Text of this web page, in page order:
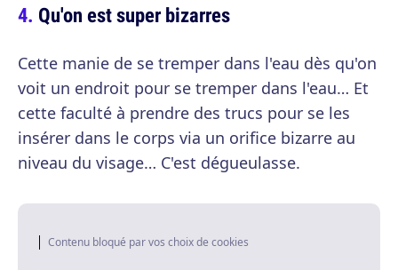
Qu'on est super bizarres
Cette manie de se tremper dans l'eau dès qu'on
voit un endroit pour se tremper dans l'eau… Et
cette faculté à prendre des trucs pour se les
insérer dans le corps via un orifice bizarre au
niveau du visage… C'est dégueulasse.
Contenu bloqué par vos choix de cookies